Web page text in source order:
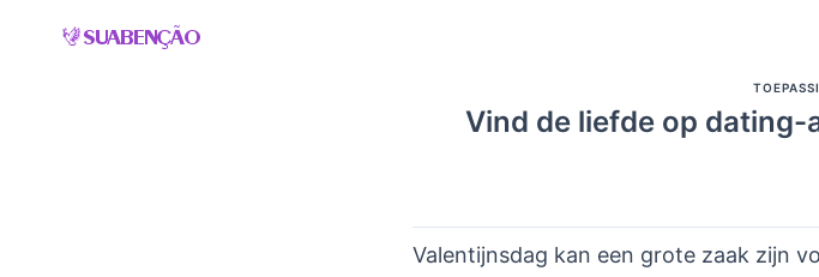
Vind de liefde op dating-
Valentijnsdag kan een grote zaak zijn